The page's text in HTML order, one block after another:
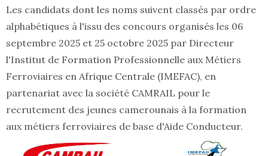
Les candidats dont les noms suivent classés par ordre
alphabétiques à l'issu des concours organisés les 06
septembre 2025 et 25 octobre 2025 par Directeur
l'Institut de Formation Professionnelle aux Métiers
Ferroviaires en Afrique Centrale (IMEFAC), en
partenariat avec la société CAMRAIL pour le
recrutement des jeunes camerounais à la formation
aux métiers ferroviaires de base d'Aide Conducteur.